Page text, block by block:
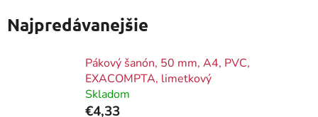
Najpredávanejšie
Pákový šanón, 50 mm, A4, PVC,
EXACOMPTA, limetkový
Skladom
€4,33